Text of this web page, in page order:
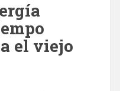
el viejo